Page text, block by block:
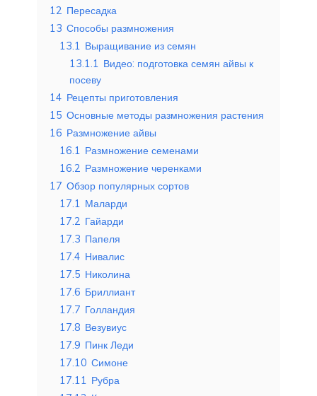
12 Пересадка
13 Способы размножения
13.1 Выращивание из семян
13.1.1 Видео: подготовка семян айвы к
посеву
14 Рецепты приготовления
15 Основные методы размножения растения
16 Размножение айвы
16.1 Размножение семенами
16.2 Размножение черенками
17 Обзор популярных сортов
17.1 Маларди
17.2 Гайарди
17.3 Папеля
17.4 Нивалис
17.5 Николина
17.6 Бриллиант
17.7 Голландия
17.8 Везувиус
17.9 Пинк Леди
17.10 Симоне
17.11 Рубра